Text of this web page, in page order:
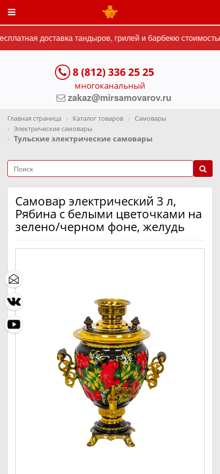
доставка тандыров, грилей и барбекю
8 (812) 336 25 25
многоканальный
zakaz@mirsamovarov.ru
Главная страница Каталог товаров
Самовары
Электрические самовары
Тульские электрические самовары
Самовар электрический 3 л,
Рябина с белыми цветочками на
зелено/черном фоне, желудь